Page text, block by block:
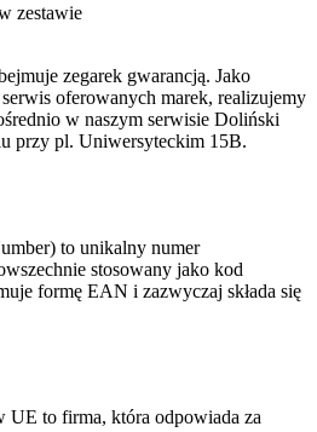
zestawie
zegarek gwarancją. Jako
oferowanych marek, realizujemy
w naszym serwisie Doliński
przy pl. Uniwersyteckim 15B.
to unikalny numer
stosowany jako kod
formę EAN i zazwyczaj składa się
UE to firma, która odpowiada za